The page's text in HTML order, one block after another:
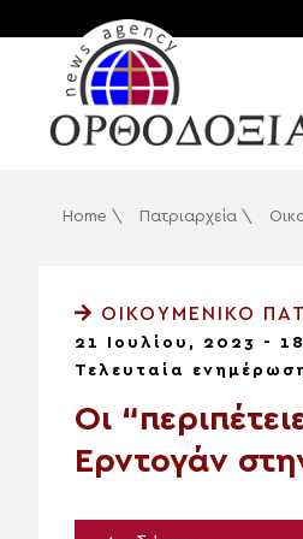
Home \ Πατριαρχεία \
ΟΙΚΟΥΜΕΝΙΚΌ
21 Ιουλίου, 2023 -
Τελευταία
Οι
Ερντογάν